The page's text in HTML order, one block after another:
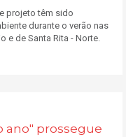
projeto têm sido
durante o verão nas
e de Santa Rita - Norte.
ano" prossegue